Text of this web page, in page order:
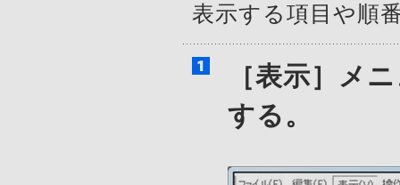
表示する項目や順
［表示］メ
する。